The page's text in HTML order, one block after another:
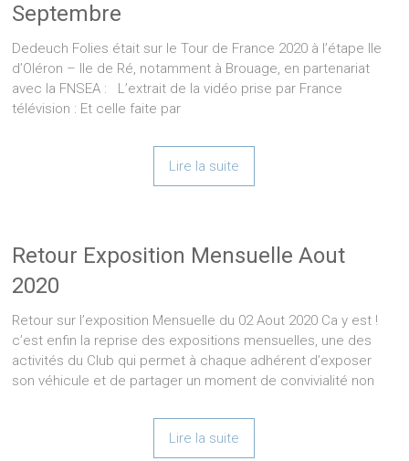
Septembre
Dedeuch Folies était sur le Tour de France 2020 à l’étape Ile
d’Oléron – Ile de Ré, notamment à Brouage, en partenariat
avec la FNSEA : L’extrait de la vidéo prise par France
télévision : Et celle faite par
Lire la suite
Retour Exposition Mensuelle Aout
2020
Retour sur l’exposition Mensuelle du 02 Aout 2020 Ca y est !
c’est enfin la reprise des expositions mensuelles, une des
activités du Club qui permet à chaque adhérent d’exposer
son véhicule et de partager un moment de convivialité non
Lire la suite